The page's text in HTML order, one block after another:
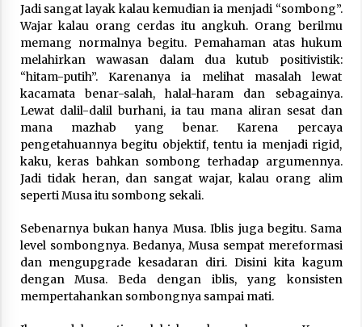
Jadi sangat layak kalau kemudian ia menjadi “sombong”.
Wajar kalau orang cerdas itu angkuh. Orang berilmu
memang normalnya begitu. Pemahaman atas hukum
melahirkan wawasan dalam dua kutub positivistik:
“hitam-putih”. Karenanya ia melihat masalah lewat
kacamata benar-salah, halal-haram dan sebagainya.
Lewat dalil-dalil burhani, ia tau mana aliran sesat dan
mana mazhab yang benar. Karena percaya
pengetahuannya begitu objektif, tentu ia menjadi rigid,
kaku, keras bahkan sombong terhadap argumennya.
Jadi tidak heran, dan sangat wajar, kalau orang alim
seperti Musa itu sombong sekali.
Sebenarnya bukan hanya Musa. Iblis juga begitu. Sama
level sombongnya. Bedanya, Musa sempat mereformasi
dan mengupgrade kesadaran diri. Disini kita kagum
dengan Musa. Beda dengan iblis, yang konsisten
mempertahankan sombongnya sampai mati.